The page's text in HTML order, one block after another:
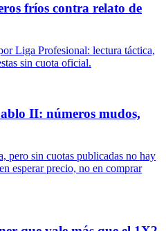
fríos contra relato de
Liga Profesional: lectura táctica,
sin cuota oficial.
II: números mudos,
pero sin cuotas publicadas no hay
esperar precio, no en comprar